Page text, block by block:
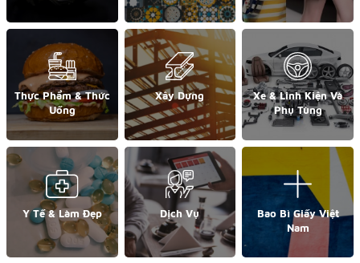
Thực Phẩm & Thức
Uống
Xây Dựng
Xe & Linh Kiện Và
Phụ Tùng
Y Tế & Làm Đẹp Dịch Vụ
Bao Bì Giấy Việt
Nam